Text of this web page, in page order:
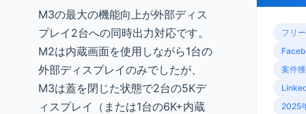
M3の最大の機能向上が外部ディス
プレイ2台への同時出力対応です。
M2は内蔵画面を使用しながら1台の
外部ディスプレイのみでしたが、
M3は蓋を閉じた状態で2台の5Kデ
ィスプレイ（または1台の6K+内蔵
フリ
案件
2025